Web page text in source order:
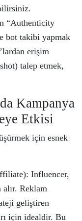
“Authenticity
bot takibi yapmak
erişim
talep etmek,
Kampanya
Etkisi
için esnek
Influencer,
alır. Reklam
geliştiren
için idealdir. Bu